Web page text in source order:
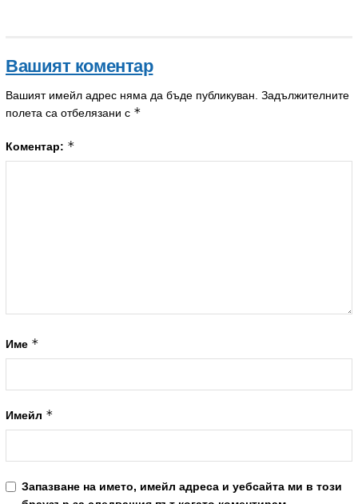
Вашият коментар
Вашият имейл адрес няма да бъде публикуван. Задължителните
полета са отбелязани с *
Коментар: *
Име *
Имейл *
Запазване на името, имейл адреса и уебсайта ми в този